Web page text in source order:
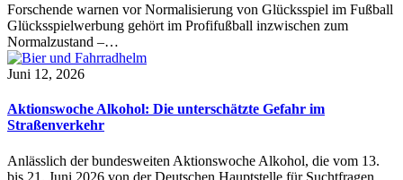
Forschende warnen vor Normalisierung von Glücksspiel im Fußball
Glücksspielwerbung gehört im Profifußball inzwischen zum
Normalzustand –…
Juni 12, 2026
Aktionswoche Alkohol: Die unterschätzte Gefahr im
Straßenverkehr
Anlässlich der bundesweiten Aktionswoche Alkohol, die vom 13.
bis 21. Juni 2026 von der Deutschen Hauptstelle für Suchtfragen